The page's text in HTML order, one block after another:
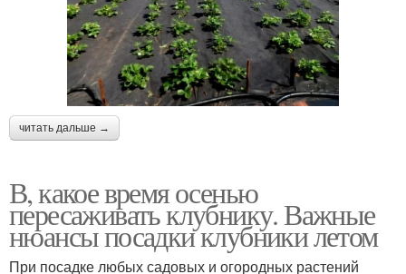
читать дальше →
В, какое время осенью
пересаживать клубнику. Важные
нюансы посадки клубники летом
При посадке любых садовых и огородных растений